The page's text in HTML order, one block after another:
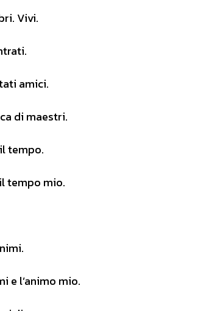
Vivi.
amici.
di maestri.
tempo.
tempo mio.
e l’animo mio.